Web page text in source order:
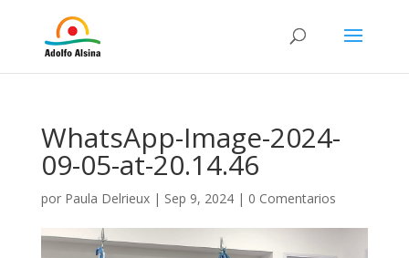
WhatsApp-Image-2024-
09-05-at-20.14.46
por Paula Delrieux| Sep 9, 2024| 0 Comentarios